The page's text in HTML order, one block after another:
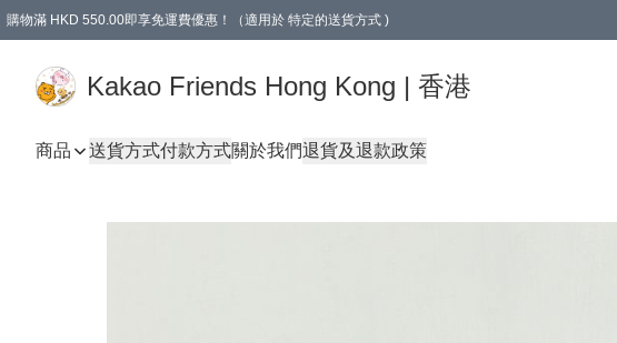
購物滿 HKD 550.00即享免運費優惠！（適用於 特定的送貨方式 )
Kakao Friends Hong Kong | 香港
商品 送貨方式付款方式關於我們退貨及退款政策